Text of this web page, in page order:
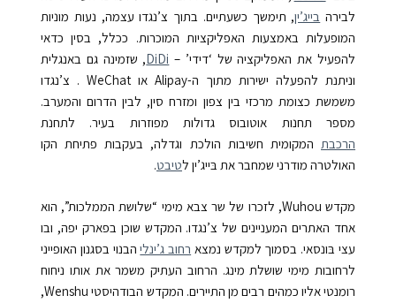
לבירה בייג’ין, תימשך כשעתיים. בתוך צ’נגדו עצמה, נעות מוניות
המופעלות באמצעות האפליקציות המוכרות. ככלל, בסין כדאי
להפעיל את האפליקציה של ‘דידי’ – DiDi, שזמינה גם באנגלית
וניתנת להפעלה ישירות מתוך ה-Alipay או WeChat . צ’נגדו
משמשת כצומת מרכזי בין צפון ומזרח סין, לבין הדרום והמערב.
מספר תחנות אוטובוס גדולות מפוזרות בעיר. לתחנת
הרכבת המקומית חשיבות הולכת וגדלה, בעקבות פתיחת הקו
האולטרה מודרני שמחבר את בּייג’ין לטיבט.
מקדש Wuhou, לזכרו של שר צבא מימי “שלושת הממלכות”, הוא
אחד האתרים המעניינים של צ’נגדו. המקדש שוכן בפארק יפה, ובו
עצי בּונסאי. בסמוך למקדש נמצא רחוב ג’ינליהבנוי בסגנון האופייני
לרחובות מימי שושלת מינג. הרחוב העתיק משמר את אותו ניחוח
רומנטי אליו כמהים רבים מן התיירים. המקדש הבודהיסטי Wenshu
,